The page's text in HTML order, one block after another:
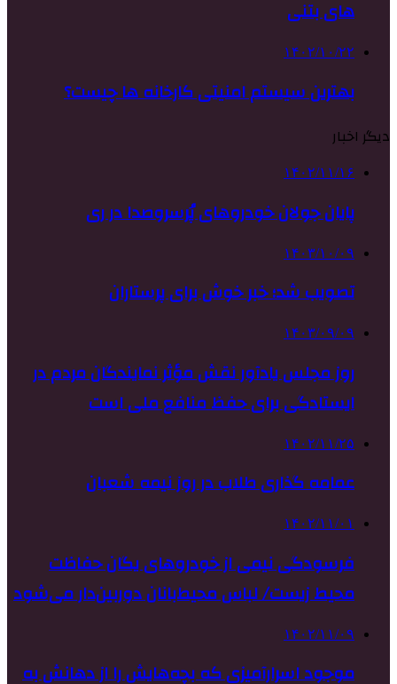
های بتنی
۱۴۰۲/۱۰/۲۲
بهترین سیستم امنیتی کارخانه ها چیست؟
دیگر اخبار
۱۴۰۲/۱۱/۱۶
پایان جولان خودروهای پُرسروصدا در ری
۱۴۰۳/۱۰/۰۹
تصویب شد؛ خبر خوش برای پرستاران
۱۴۰۳/۰۹/۰۹
روز مجلس یادآور نقش مؤثر نمایندگان مردم در
ایستادگی برای حفظ منافع ملی است
۱۴۰۲/۱۱/۲۵
عمامه گذاری طلاب در روز نیمه شعبان
۱۴۰۲/۱۱/۰۱
فرسودگی نیمی از خودروهای یگان حفاظت
محیط زیست/ لباس محیط‌بانان دوربین‌دار می‌شود
۱۴۰۲/۱۱/۰۹
موجود اسرارآمیزی که بچه‌هایش را از دهانش به